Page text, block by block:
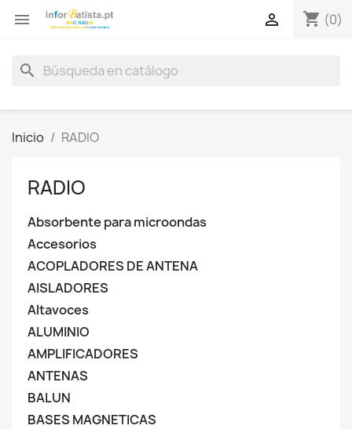
 shopping_cart (0)

search
Inicio RADIO
RADIO
Absorbente para microondas
Accesorios
ACOPLADORES DE ANTENA
AISLADORES
Altavoces
ALUMINIO
AMPLIFICADORES
ANTENAS
BALUN
BASES MAGNETICAS